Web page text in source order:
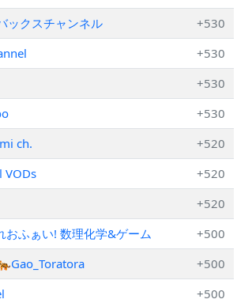
ックスチャンネル
+530
+530
+530
+530
ch.
+520
VODs
+520
+520
おふぁい! 数理化学&ゲーム
+500
+500
+500